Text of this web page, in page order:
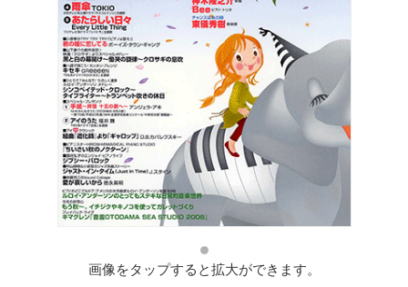
画像をタップすると拡大ができます。